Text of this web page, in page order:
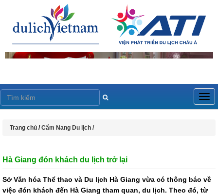
Trang chủ /Cẩm Nang Du lịch /
Hà Giang đón khách du lịch trở lại
Sở Văn hóa Thể thao và Du lịch Hà Giang vừa có thông báo về
việc đón khách đến Hà Giang tham quan, du lịch. Theo đó, từ